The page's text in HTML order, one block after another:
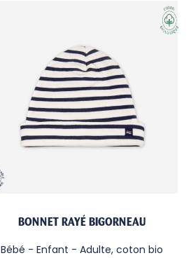
BONNET RAYÉ BIGORNEAU
Bébé - Enfant - Adulte, coton bio